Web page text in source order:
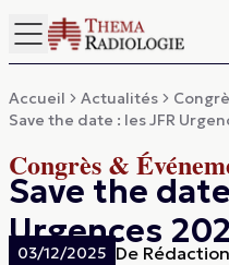
Accueil Actualités
Save the date : les JFR
Congrès &
Save the
Urgences
03/12/2025 De Rédaction